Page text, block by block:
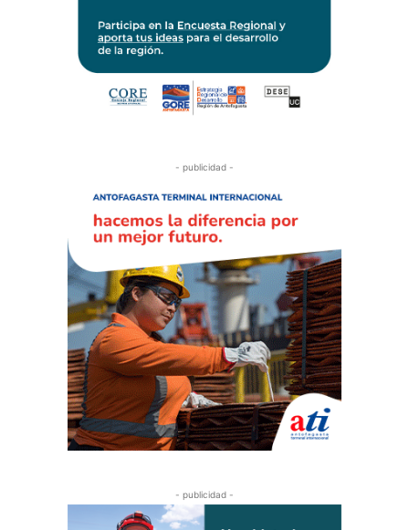
- publicidad -
- publicidad -